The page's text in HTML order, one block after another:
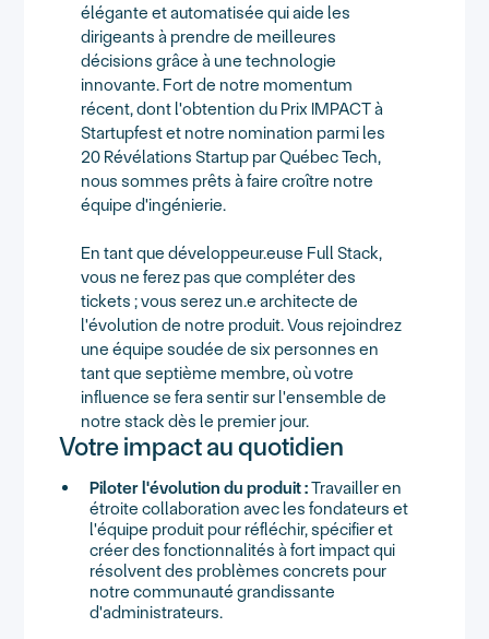
élégante et automatisée qui aide les
dirigeants à prendre de meilleures
décisions grâce à une technologie
innovante. Fort de notre momentum
récent, dont l'obtention du Prix IMPACT à
Startupfest et notre nomination parmi les
20 Révélations Startup par Québec Tech,
nous sommes prêts à faire croître notre
équipe d'ingénierie.
En tant que développeur.euse Full Stack,
vous ne ferez pas que compléter des
tickets ; vous serez un.e architecte de
l'évolution de notre produit. Vous rejoindrez
une équipe soudée de six personnes en
tant que septième membre, où votre
influence se fera sentir sur l'ensemble de
notre stack dès le premier jour.
Votre impact au quotidien
Piloter l'évolution du produit :Travailler en
étroite collaboration avec les fondateurs et
l'équipe produit pour réfléchir, spécifier et
créer des fonctionnalités à fort impact qui
résolvent des problèmes concrets pour
notre communauté grandissante
d'administrateurs.